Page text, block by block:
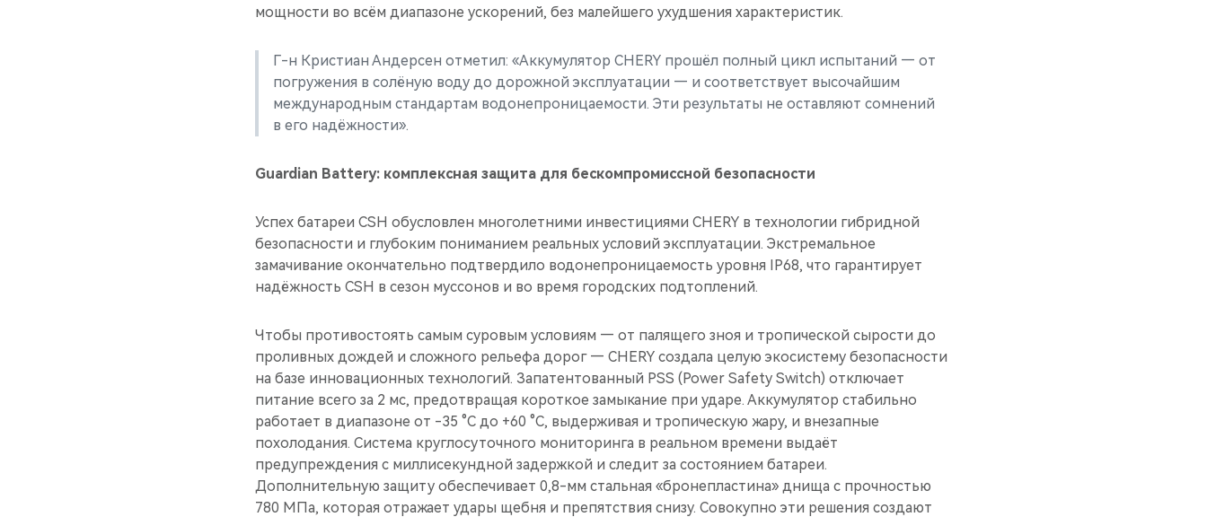
мощности во всём диапазоне ускорений, без малейшего ухудшения характеристик.
Г-н Кристиан Андерсен отметил: «Аккумулятор CHERY прошёл полный цикл испытаний — от
погружения в солёную воду до дорожной эксплуатации — и соответствует высочайшим
международным стандартам водонепроницаемости. Эти результаты не оставляют сомнений
в его надёжности».
Guardian Battery: комплексная защита для бескомпромиссной безопасности
Успех батареи CSH обусловлен многолетними инвестициями CHERY в технологии гибридной
безопасности и глубоким пониманием реальных условий эксплуатации. Экстремальное
замачивание окончательно подтвердило водонепроницаемость уровня IP68, что гарантирует
надёжность CSH в сезон муссонов и во время городских подтоплений.
Чтобы противостоять самым суровым условиям — от палящего зноя и тропической сырости до
проливных дождей и сложного рельефа дорог — CHERY создала целую экосистему безопасности
на базе инновационных технологий. Запатентованный PSS (Power Safety Switch) отключает
питание всего за 2 мс, предотвращая короткое замыкание при ударе. Аккумулятор стабильно
работает в диапазоне от -35 °C до +60 °C, выдерживая и тропическую жару, и внезапные
похолодания. Система круглосуточного мониторинга в реальном времени выдаёт
предупреждения с миллисекундной задержкой и следит за состоянием батареи.
Дополнительную защиту обеспечивает 0,8-мм стальная «бронепластина» днища с прочностью
780 МПа, которая отражает удары щебня и препятствия снизу. Совокупно эти решения создают